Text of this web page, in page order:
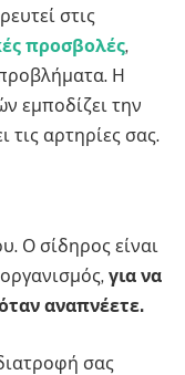
στις
προσβολές,
Η
εμποδίζει την
αρτηρίες σας.
Ο σίδηρος είναι
για να
αναπνέετε.
σας